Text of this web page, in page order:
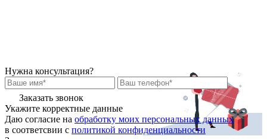
Нужна консультация?
Заказать звонок
Укажите корректные данные
Даю согласие на обработку моих персональных данных
в соответсвии с политикой конфиденциальности